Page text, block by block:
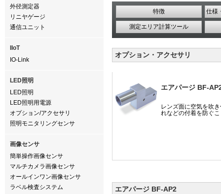
外径測定器
リニヤゲージ
通信ユニット
IIoT
IO-Link
LED照明
LED照明
LED照明用電源
オプション/アクセサリ
照明モニタリングセンサ
画像センサ
簡単操作画像センサ
マルチカメラ画像センサ
オールインワン画像センサ
ラベル検査システム
特徴 仕様
測定エリア計算ツール
オプション・アクセサリ
エアパージ BF-
レンズ面に空気を吹
れなどの付着を防ぐ
エアパージ BF-AP2